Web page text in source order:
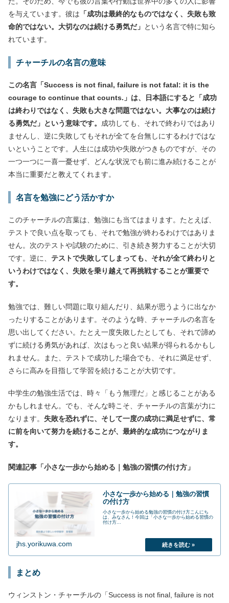
を与えています。彼は 「成功は最終的なものではなく、失敗も致
命的ではない。大切なのは続ける勇気だ」 という名言で特に知ら
れています。
チャーチルの名言の意味
この名言「Success is not final, failure is not fatal: it is the
courage to continue that counts.」は、日本語にすると「成功
は終わりではなく、失敗も大きな問題ではない。大事なのは続け
る勇気だ」という意味です。 成功しても、それで終わりではあり
ませんし、逆に失敗してもそれが全てを台無しにするわけではな
いということです。人生には成功や失敗がつきものですが、その
一つ一つに一喜一憂せず、どんな状況でも前に進み続けることが
本当に重要だと教えてくれます。
名言を勉強にどう活かすか
このチャーチルの言葉は、勉強にも当てはまります。たとえば、
テストで良い点を取っても、それで勉強が終わるわけではありま
せん。次のテストや試験のために、引き続き努力することが大切
です。逆に、 テストで失敗してしまっても、それが全て終わりと
いうわけではなく、失敗を乗り越えて再挑戦することが重要で
す。
勉強では、難しい問題に取り組んだり、結果が思うように出なか
ったりすることがあります。そのような時、チャーチルの名言を
思い出してください。たとえ一度失敗したとしても、それで諦め
ずに続ける勇気があれば、次はもっと良い結果が得られるかもし
れません。また、テストで成功した場合でも、それに満足せず、
さらに高みを目指して学習を続けることが大切です。
中学生の勉強生活では、時々「もう無理だ」と感じることがある
かもしれません。でも、そんな時こそ、チャーチルの言葉が力に
なります。 失敗を恐れずに、そして一度の成功に満足せずに、常
に前を向いて努力を続けることが、最終的な成功につながりま
す。
関連記事「小さな一歩から始める｜勉強の習慣の付け方」
小さな一歩から始める｜勉強の習慣
の付け方
小さな一歩から始める勉強の習慣の付け方こんにち
は、みなさん！今回は「小さな一歩から始める習慣の
付け方...
jhs.yorikuwa.com
まとめ
ウィンストン・チャーチルの「Success is not final, failure is not